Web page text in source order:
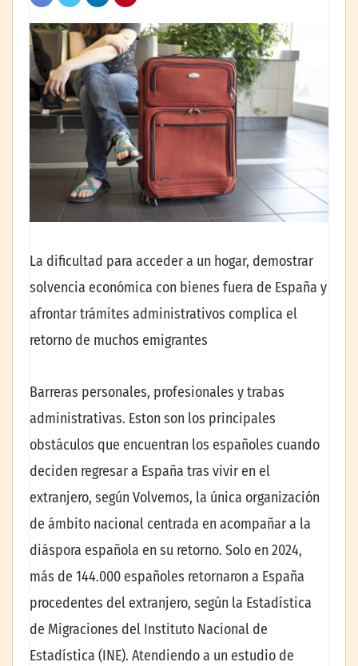
La dificultad para acceder a un hogar, demostrar
solvencia económica con bienes fuera de España y
afrontar trámites administrativos complica el
retorno de muchos emigrantes
Barreras personales, profesionales y trabas
administrativas. Eston son los principales
obstáculos que encuentran los españoles cuando
deciden regresar a España tras vivir en el
extranjero, según Volvemos, la única organización
de ámbito nacional centrada en acompañar a la
diáspora española en su retorno. Solo en 2024,
más de 144.000 españoles retornaron a España
procedentes del extranjero, según la Estadística
de Migraciones del Instituto Nacional de
Estadística (INE). Atendiendo a un estudio de